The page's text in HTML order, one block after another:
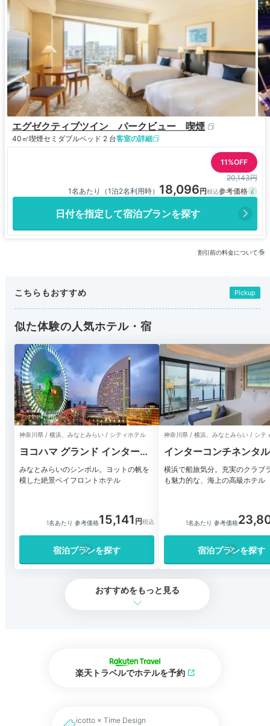
エグゼクティブツイン パークビュー 喫煙
40㎡喫煙セミダブルベッド 2 台客室の詳細
11%OFF
20,143円
1名あたり（1泊2名利用時） 18,096
日付を指定して宿泊プランを探す
割引前の料金について
こちらもおすすめ Pickup
似た体験の人気ホテル・宿
神奈川県 / 横浜、みなとみらい / シティホテル
ヨコハマ グランド インターコ
ンチネンタル ホテル
みなとみらいのシンボル。ヨットの帆を
模した絶景ベイフロントホテル
1名あたり 参考価格15,141
宿泊プランを探す
神奈川県 / 横浜、みなとみらい / シテ
インターコンチネンタ
Pier 8
横浜で船旅気分。充実のクラブ
も魅力的な、海上の高級ホテル
1名あたり 参考価格
宿泊プランを探す
おすすめをもっと見る
楽天トラベルでホテルを予約
icotto × Time Design